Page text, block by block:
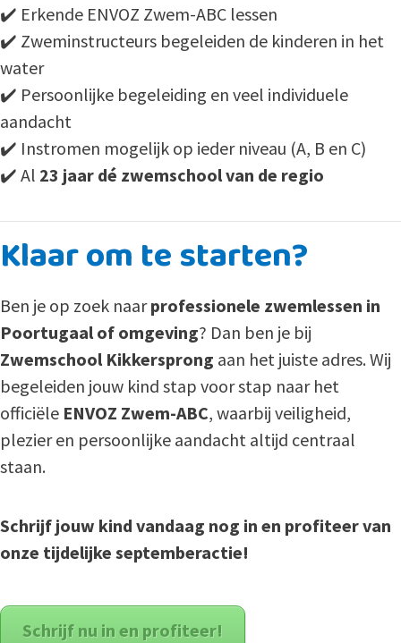
✔️ Erkende ENVOZ Zwem-ABC lessen
✔️ Zweminstructeurs begeleiden de kinderen in het
water
✔️ Persoonlijke begeleiding en veel individuele
aandacht
✔️ Instromen mogelijk op ieder niveau (A, B en C)
✔️ Al 23 jaar dé zwemschool van de regio
Klaar om te starten?
Ben je op zoek naarprofessionele zwemlessen in
Poortugaal of omgeving? Dan ben je bij
Zwemschool Kikkersprong aan het juiste adres. Wij
begeleiden jouw kind stap voor stap naar het
officiële ENVOZ Zwem-ABC, waarbij veiligheid,
plezier en persoonlijke aandacht altijd centraal
staan.
Schrijf jouw kind vandaag nog in en profiteer van
onze tijdelijke septemberactie!
Schrijf nu in en profiteer!